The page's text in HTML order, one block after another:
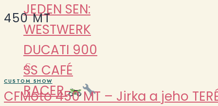
JEDEN SEN:
WESTWERK
DUCATI 900
SS CAFÉ
RACER
450 MT
C
CUSTOM SHOW
CFMoto 450 MT – Jirka a jeho